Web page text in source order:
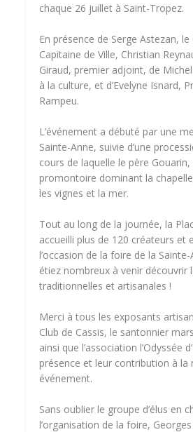
chaque 26 juillet à Saint-Tropez.
En présence de Serge Astezan,
Capitaine de Ville, Christian
Giraud, premier adjoint, de
à la culture, et d’Evelyne Isnard,
Rampeu.
L’événement a débuté par une
Sainte-Anne, suivie d’une
cours de laquelle le père
promontoire dominant la
les vignes et la mer.
Tout au long de la journée, la
accueilli plus de 120 créateurs et
l’occasion de la foire de la
étiez nombreux à venir découvrir
traditionnelles et artisanales !
Merci à tous les exposants
Club de Cassis, le santonnier
ainsi que l’association l’Odyssée
présence et leur contribution à la
événement.
Sans oublier le groupe d’élus en
l’organisation de la foire,